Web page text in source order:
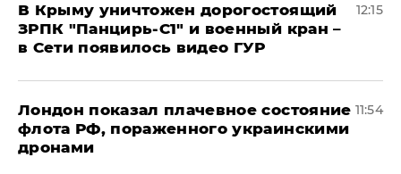
В Крыму уничтожен дорогостоящий
ЗРПК "Панцирь-С1" и военный кран –
в Сети появилось видео ГУР
12:15
Лондон показал плачевное состояние
флота РФ, пораженного украинскими
дронами
11:54